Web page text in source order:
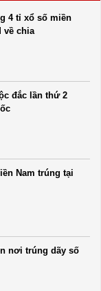
4 tỉ xổ số miền
về chia
đắc lần thứ 2
Nam trúng tại
nơi trúng dãy số